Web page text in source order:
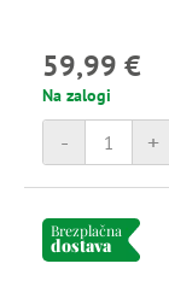
59,99 €
Na zalogi
+
-
Brezplačna
dostava